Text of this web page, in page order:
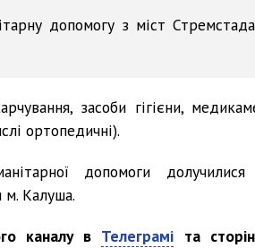
допомогу з міст
засоби гігієни,
ортопедичні).
допомоги
м. Калуша.
каналу в Телеграмі та